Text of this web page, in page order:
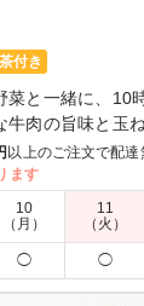
付き
菜と一緒に、10
牛肉の旨味と玉
一度に味わえ
ケース(化粧箱)
ご飯の種類」プ
以上のご注文で配達
ます
10
（月）
11
（火）
◯ ◯